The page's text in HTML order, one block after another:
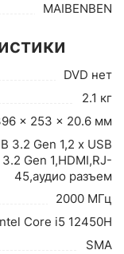
MAIBENBEN
DVD нет
2.1 кг
x 253 x 20.6 мм
3.2 Gen 1,2 x USB
3.2 Gen 1,HDMI,RJ-
45,аудио разъем
2000 МГц
Core i5 12450H
SMA